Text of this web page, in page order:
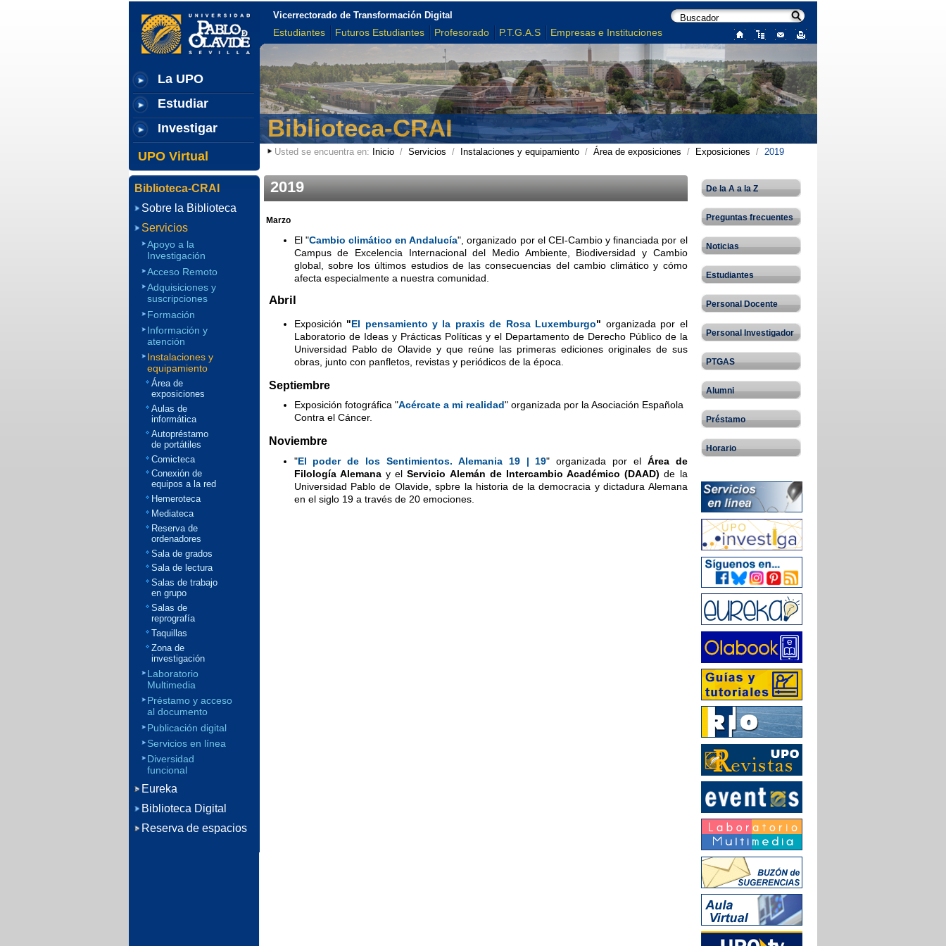
La UPO
Estudiar
Investigar
UPO Virtual
Vicerrectorado de Transformación Digital
Estudiantes Futuros Estudiantes Profesorado P.T.G.A.S Empresas e Instituciones
Biblioteca-CRAI
Usted se encuentra en: Inicio/ Servicios / Instalaciones y equipamiento/ Área de exposiciones / Exposiciones / 2019
2019
Marzo
El "Cambio climático en Andalucía", organizado por el CEI-Cambio y financiada por el
Campus de Excelencia Internacional del Medio Ambiente, Biodiversidad y Cambio
global, sobre los últimos estudios de las consecuencias del cambio climático y cómo
afecta especialmente a nuestra comunidad.
Abril
Exposición "El pensamiento y la praxis de Rosa Luxemburgo" organizada por el
Laboratorio de Ideas y Prácticas Políticas y el Departamento de Derecho Público de la
Universidad Pablo de Olavide y que reúne las primeras ediciones originales de sus
obras, junto con panfletos, revistas y periódicos de la época.
Septiembre
Exposición fotográfica "Acércate a mi realidad" organizada por la Asociación Española
Contra el Cáncer.
Noviembre
"El poder de los Sentimientos. Alemania 19 | 19" organizada por el Área de
Filología Alemanay elServicio Alemán de Intercambio Académico (DAAD) de la
Universidad Pablo de Olavide, spbre la historia de la democracia y dictadura Alemana
en el siglo 19 a través de 20 emociones.
Biblioteca-CRAI
Sobre la Biblioteca
Servicios
Apoyo a la
Investigación
Acceso Remoto
Adquisiciones y
suscripciones
Formación
Información y
atención
Instalaciones y
equipamiento
Área de
exposiciones
Aulas de
informática
Autopréstamo
de portátiles
Comicteca
Conexión de
equipos a la red
Hemeroteca
Mediateca
Reserva de
ordenadores
Sala de grados
Sala de lectura
Salas de trabajo
en grupo
Salas de
reprografía
Taquillas
Zona de
investigación
Laboratorio
Multimedia
Préstamo y acceso
al documento
Publicación digital
Servicios en línea
Diversidad
funcional
Eureka
Biblioteca Digital
Reserva de espacios
De la A a la Z
Preguntas frecuentes
Noticias
Estudiantes
Personal Docente
Personal Investigador
PTGAS
Alumni
Préstamo
Horario